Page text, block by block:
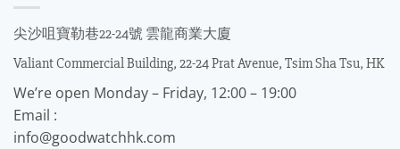
尖沙咀寶勒巷22-24號 雲龍商業大廈
Valiant Commercial Building, 22-24 Prat Avenue, Tsim Sha Tsu, HK
We’re open Monday – Friday, 12:00 – 19:00
Email :
info@goodwatchhk.com